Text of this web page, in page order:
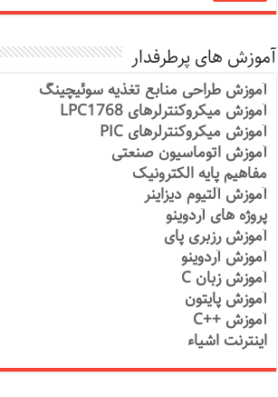
آموزش های پرطرفدار
آموزش طراحی منابع تغذیه سوئیچینگ
آموزش میکروکنترلرهای LPC1768
آموزش میکروکنترلرهای PIC
آموزش اتوماسیون صنعتی
مفاهیم پایه الکترونیک
آموزش آلتیوم دیزاینر
پروژه های آردوینو
آموزش رزبری پای
آموزش آردوینو
آموزش زبان C
آموزش پایتون
آموزش ++C
اینترنت اشیاء